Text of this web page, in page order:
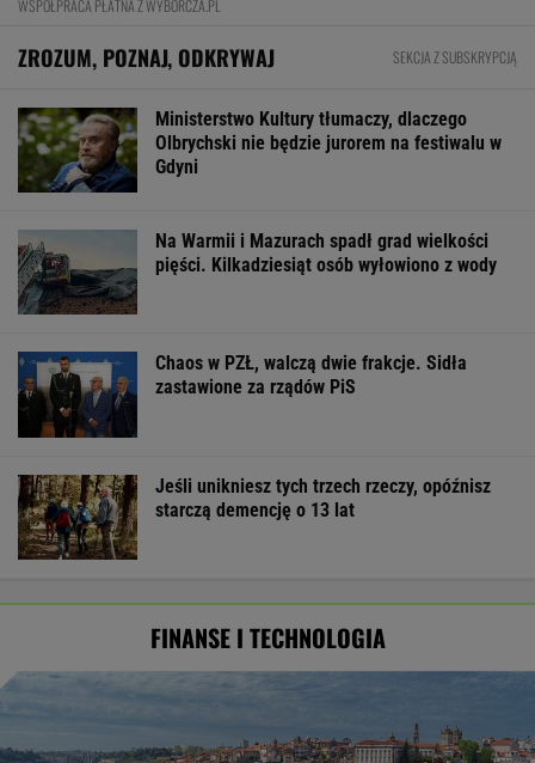
WSPÓŁPRACA PŁATNA Z WYBORCZA.PL
ZROZUM, POZNAJ, ODKRYWAJ SEKCJA Z SUBSKRYPCJĄ
Ministerstwo Kultury tłumaczy, dlaczego
Olbrychski nie będzie jurorem na festiwalu w
Gdyni
Na Warmii i Mazurach spadł grad wielkości
pięści. Kilkadziesiąt osób wyłowiono z wody
Chaos w PZŁ, walczą dwie frakcje. Sidła
zastawione za rządów PiS
Jeśli unikniesz tych trzech rzeczy, opóźnisz
starczą demencję o 13 lat
FINANSE I TECHNOLOGIA